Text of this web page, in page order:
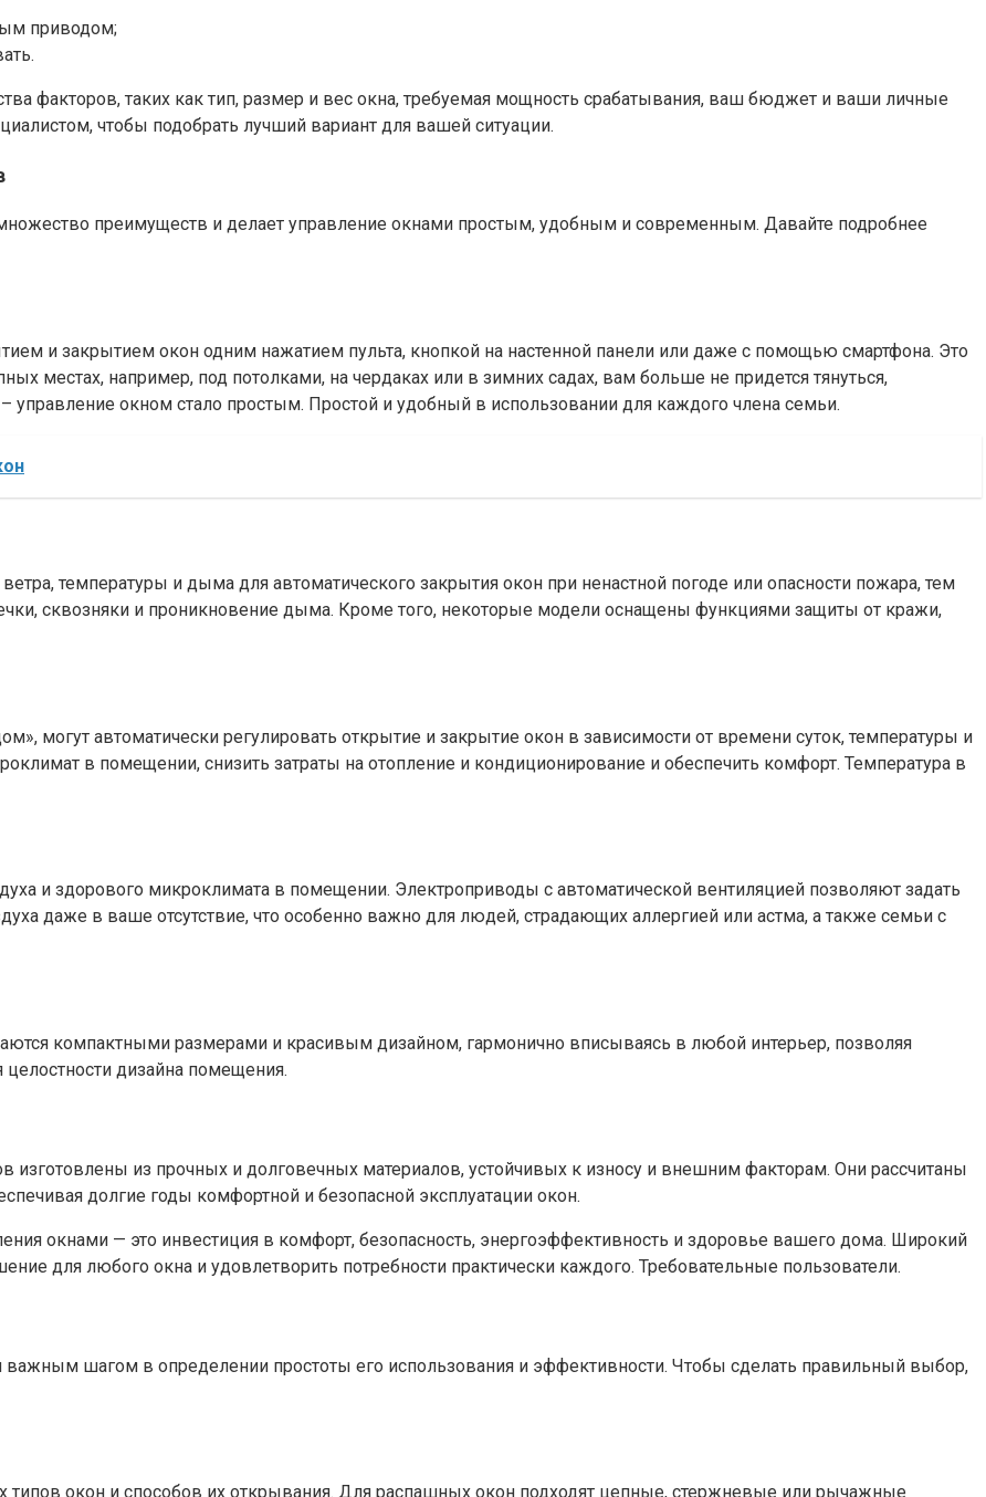
приводом;
факторов, таких как тип, размер и вес окна, требуемая мощность срабатывания, ваш бюджет и ваши личные
чтобы подобрать лучший вариант для вашей ситуации.​
преимуществ и делает управление окнами простым, удобным и современным. Давайте подробнее
и закрытием окон одним нажатием пульта, кнопкой на настенной панели или даже с помощью смартфона. Это
местах, например, под потолками, на чердаках или в зимних садах, вам больше не придется тянуться,
управление окном стало простым. Простой и удобный в использовании для каждого члена семьи.​
температуры и дыма для автоматического закрытия окон при ненастной погоде или опасности пожара, тем
сквозняки и проникновение дыма. Кроме того, некоторые модели оснащены функциями защиты от кражи,
могут автоматически регулировать открытие и закрытие окон в зависимости от времени суток, температуры и
в помещении, снизить затраты на отопление и кондиционирование и обеспечить комфорт. Температура в
и здорового микроклимата в помещении. Электроприводы с автоматической вентиляцией позволяют задать
даже в ваше отсутствие, что особенно важно для людей, страдающих аллергией или астма, а также семьи с
компактными размерами и красивым дизайном, гармонично вписываясь в любой интерьер, позволяя
дизайна помещения.​
из прочных и долговечных материалов, устойчивых к износу и внешним факторам. Они рассчитаны
долгие годы комфортной и безопасной эксплуатации окон.​
окнами — это инвестиция в комфорт, безопасность, энергоэффективность и здоровье вашего дома. Широкий
для любого окна и удовлетворить потребности практически каждого. Требовательные пользователи.​
важным шагом в определении простоты его использования и эффективности. Чтобы сделать правильный выбор,
окон и способов их открывания. Для распашных окон подходят цепные, стержневые или рычажные